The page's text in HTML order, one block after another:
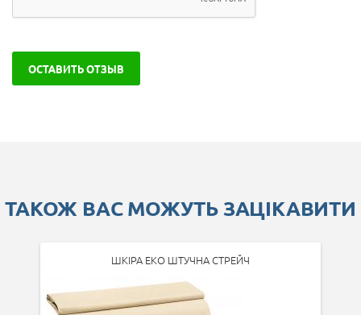
ОСТАВИТЬ ОТЗЫВ
ТАКОЖ ВАС МОЖУТЬ ЗАЦІКАВИТИ
ШКІРА ЕКО ШТУЧНА СТРЕЙЧ